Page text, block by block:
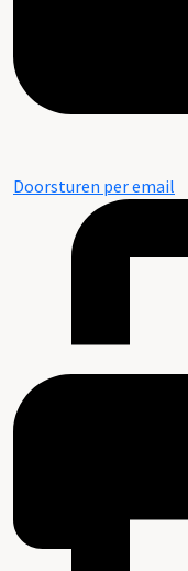
Doorsturen per email